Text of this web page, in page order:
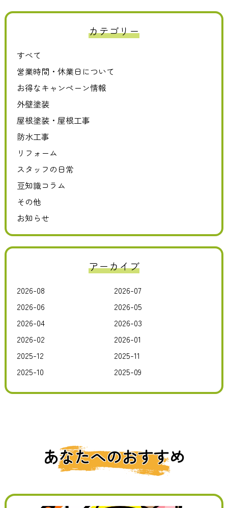
カテゴリー
すべて
営業時間・休業日について
お得なキャンペーン情報
外壁塗装
屋根塗装・屋根工事
防水工事
リフォーム
スタッフの日常
豆知識コラム
その他
お知らせ
アーカイブ
2026-08
2026-07
2026-06
2026-05
2026-04
2026-03
2026-02
2026-01
2025-12
2025-11
2025-10
2025-09
あなたへのおすすめ